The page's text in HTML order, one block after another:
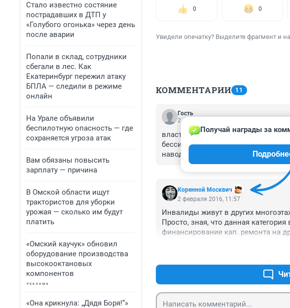
Стало известно состяние
пострадавших в ДТП у
«Голубого огонька» через день
после аварии
Попали в склад, сотрудники
сбегали в лес. Как
Екатеринбург пережил атаку
БПЛА — следили в режиме
онлайн
На Урале объявили
беспилотную опасность — где
сохраняется угроза атак
Вам обязаны повысить
зарплату — причина
В Омской области ищут
трактористов для уборки
урожая — сколько им будут
платить
«Омский каучук» обновил
оборудование производства
высокооктановых
компонентов
«Она крикнула: „Дядя Боря!“»
0 0
Увидели опечатку? Выделите фрагмент и
КОММЕНТАРИИ 11
Гость
2 февраля 2016, 15:07
власти с думцами создали
бессилие и
наводку,для инвалидов 1 2
пенсия на порядок ниже..Может
кормушки,сколько денег на них
ободранных домах,протекающей
Коренной Москвич
Получай награды за
2 февраля 2016, 11:57
Инвалиды живут в других
Просто, зная, что данная
финансирование кап. ремонта на